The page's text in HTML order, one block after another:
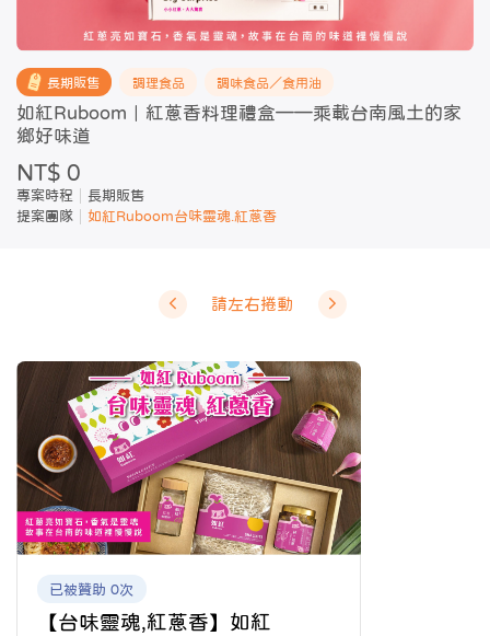
長期販售 調理食品 調味食品／食用油
如紅Ruboom｜紅蔥香料理禮盒——乘載台南風土的家
鄉好味道
NT$ 0
專案時程
長期販售
提案團隊
如紅Ruboom台味靈魂.紅蔥香
請左右捲動
已被贊助 0次
【台味靈魂,紅蔥香】如紅